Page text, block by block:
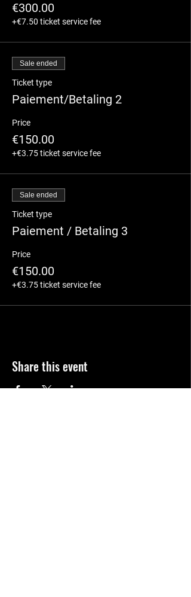
€300.00
+€7.50 ticket service fee
Sale ended
Ticket type
Paiement/Betaling 2
Price
€150.00
+€3.75 ticket service fee
Sale ended
Ticket type
Paiement / Betaling 3
Price
€150.00
+€3.75 ticket service fee
Share this event